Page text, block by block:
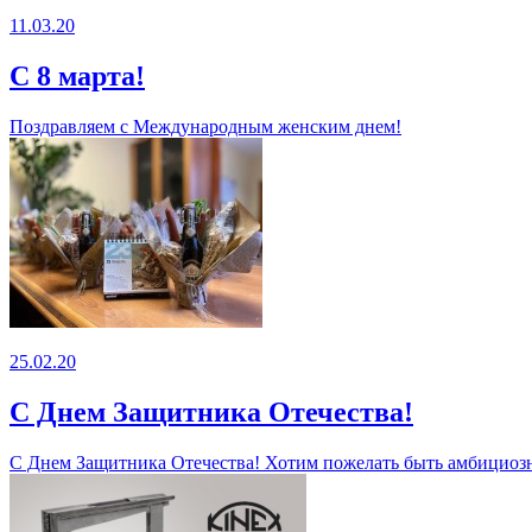
11.03.20
С 8 марта!
Поздравляем с Международным женским днем!
25.02.20
С Днем Защитника Отечества!
С Днем Защитника Отечества! Хотим пожелать быть